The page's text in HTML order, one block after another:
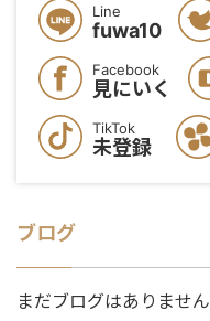
Line
fuwa10
Facebook
見にいく
TikTok
未登録
ブログ
まだブログはありません